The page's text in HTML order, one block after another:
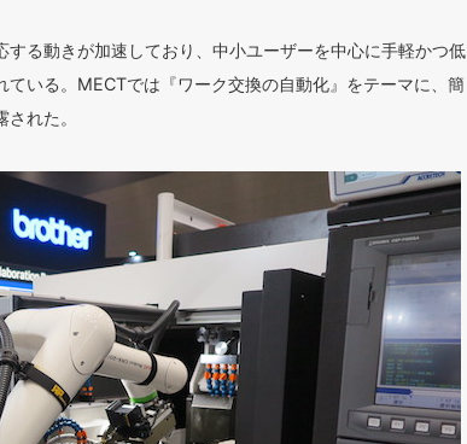
る動きが加速しており、中小ユーザーを中心に手軽かつ低
いる。MECTでは『ワーク交換の自動化』をテーマに、簡
れた。